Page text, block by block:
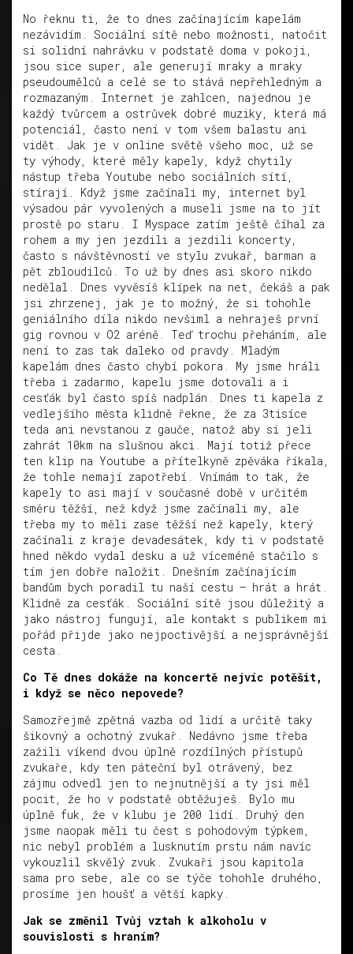
No řeknu ti, že to dnes začínajícím kapelám
nezávidím. Sociální sítě nebo možnosti, natočit
si solidní nahrávku v podstatě doma v pokoji,
jsou sice super, ale generují mraky a mraky
pseudoumělců a celé se to stává nepřehledným a
rozmazaným. Internet je zahlcen, najednou je
každý tvůrcem a ostrůvek dobré muziky, která má
potenciál, často není v tom všem balastu ani
vidět. Jak je v online světě všeho moc, už se
ty výhody, které měly kapely, když chytily
nástup třeba Youtube nebo sociálních sítí,
stírají. Když jsme začínali my, internet byl
výsadou pár vyvolených a museli jsme na to jít
prostě po staru. I Myspace zatím ještě číhal za
rohem a my jen jezdili a jezdili koncerty,
často s návštěvností ve stylu zvukař, barman a
pět zbloudilců. To už by dnes asi skoro nikdo
nedělal. Dnes vyvěsíš klípek na net, čekáš a pak
jsi zhrzenej, jak je to možný, že si tohohle
geniálního díla nikdo nevšiml a nehraješ první
gig rovnou v O2 aréně. Teď trochu přeháním, ale
není to zas tak daleko od pravdy. Mladým
kapelám dnes často chybí pokora. My jsme hráli
třeba i zadarmo, kapelu jsme dotovali a i
cesťák byl často spíš nadplán. Dnes ti kapela z
vedlejšího města klidně řekne, že za 3tisíce
teda ani nevstanou z gauče, natož aby si jeli
zahrát 10km na slušnou akci. Mají totiž přece
ten klip na Youtube a přítelkyně zpěváka říkala,
že tohle nemají zapotřebí. Vnímám to tak, že
kapely to asi mají v současné době v určitém
směru těžší, než když jsme začínali my, ale
třeba my to měli zase těžší než kapely, který
začínali z kraje devadesátek, kdy ti v podstatě
hned někdo vydal desku a už víceméně stačilo s
tím jen dobře naložit. Dnešním začínajícím
bandům bych poradil tu naší cestu – hrát a hrát.
Klidně za cesťák. Sociální sítě jsou důležitý a
jako nástroj fungují, ale kontakt s publikem mi
pořád přijde jako nejpoctivější a nejsprávnější
cesta.
Co Tě dnes dokáže na koncertě nejvíc potěšit,
i když se něco nepovede?
Samozřejmě zpětná vazba od lidí a určitě taky
šikovný a ochotný zvukař. Nedávno jsme třeba
zažili víkend dvou úplně rozdílných přístupů
zvukaře, kdy ten páteční byl otrávený, bez
zájmu odvedl jen to nejnutnější a ty jsi měl
pocit, že ho v podstatě obtěžuješ. Bylo mu
úplně fuk, že v klubu je 200 lidí. Druhý den
jsme naopak měli tu čest s pohodovým týpkem,
nic nebyl problém a lusknutím prstu nám navíc
vykouzlil skvělý zvuk. Zvukaři jsou kapitola
sama pro sebe, ale co se týče tohohle druhého,
prosíme jen houšť a větší kapky.
Jak se změnil Tvůj vztah k alkoholu v
souvislosti s hraním?